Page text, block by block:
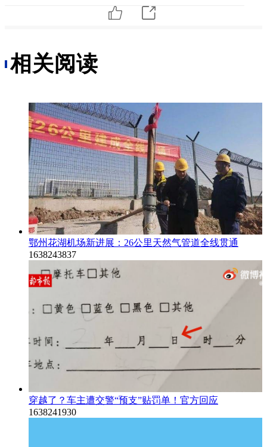
相关阅读
鄂州花湖机场新进展：26公里天然气管道全线贯通
1638243837
穿越了？车主遭交警“预支”贴罚单！官方回应
1638241930